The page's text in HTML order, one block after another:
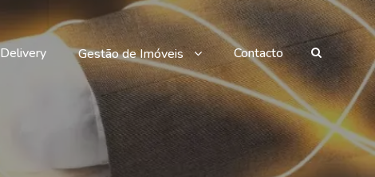
Delivery Gestão de Imóveis Contacto